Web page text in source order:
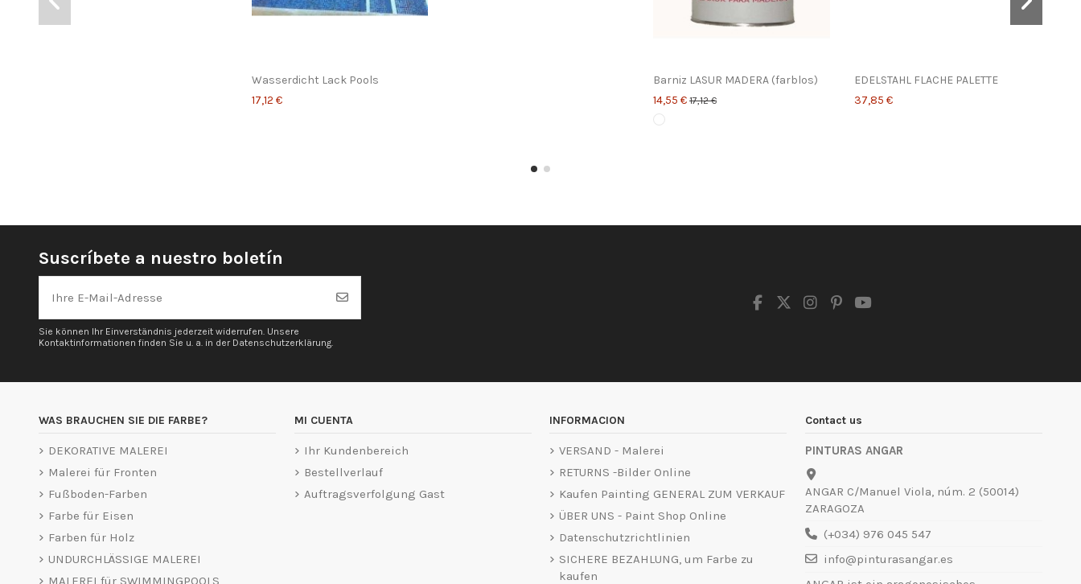
Wasserdicht Lack Pools
17,12 €
Barniz LASUR MADERA (farblos)
14,55 €17,12 €
EDELSTAHL FLACHE PALETTE
37,85 €
Suscríbete a nuestro boletín
Sie können Ihr Einverständnis jederzeit widerrufen. Unsere
Kontaktinformationen finden Sie u. a. in der Datenschutzerklärung.
WAS BRAUCHEN SIE DIE FARBE?
DEKORATIVE MALEREI
Malerei für Fronten
Fußboden-Farben
Farbe für Eisen
Farben für Holz
UNDURCHLÄSSIGE MALEREI
MALEREI für SWIMMINGPOOLS
MI CUENTA
Ihr Kundenbereich
Bestellverlauf
Auftragsverfolgung Gast
INFORMACION
VERSAND - Malerei
RETURNS -Bilder Online
Kaufen Painting GENERAL ZUM VERKAUF
ÜBER UNS - Paint Shop Online
Datenschutzrichtlinien
SICHERE BEZAHLUNG, um Farbe zu
kaufen
Contact us
PINTURAS ANGAR
ANGAR C/Manuel Viola, núm. 2 (50014)
ZARAGOZA
(+034) 976 045 547
info@pinturasangar.es